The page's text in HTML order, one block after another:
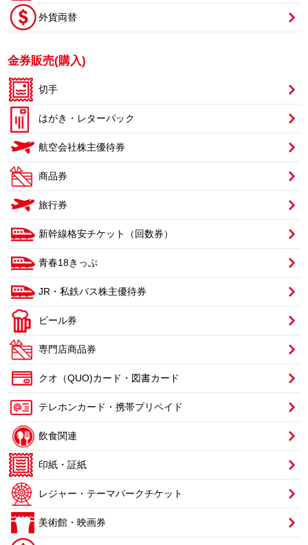
外貨両替
金券販売(購入)
切手
はがき・レターパック
航空会社株主優待券
商品券
旅行券
新幹線格安チケット（回数券）
青春18きっぷ
JR・私鉄バス株主優待券
ビール券
専門店商品券
クオ（QUO)カード・図書カード
テレホンカード・携帯プリペイド
飲食関連
印紙・証紙
レジャー・テーマパークチケット
美術館・映画券